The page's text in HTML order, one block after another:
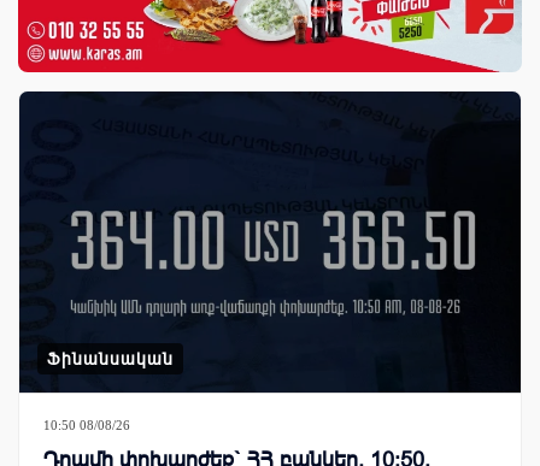
Ֆինանսական
10:50 08/08/26
Դրամի փոխարժեք` ՀՀ բանկեր. 10:50,